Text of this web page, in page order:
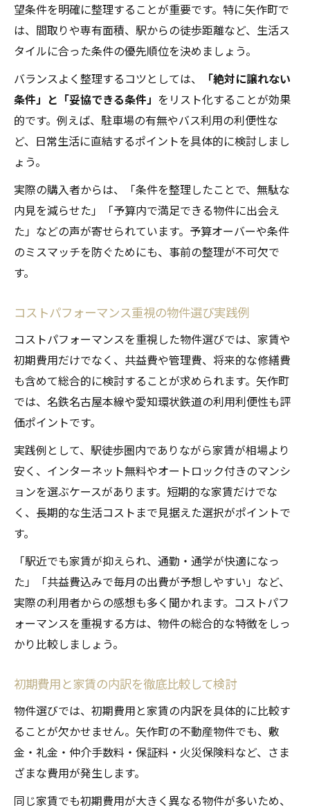
望条件を明確に整理することが重要です。特に矢作町で
は、間取りや専有面積、駅からの徒歩距離など、生活ス
タイルに合った条件の優先順位を決めましょう。
バランスよく整理するコツとしては、
「絶対に譲れない
条件」と「妥協できる条件」 をリスト化することが効果
的です。例えば、駐車場の有無やバス利用の利便性な
ど、日常生活に直結するポイントを具体的に検討しまし
ょう。
実際の購入者からは、「条件を整理したことで、無駄な
内見を減らせた」「予算内で満足できる物件に出会え
た」などの声が寄せられています。予算オーバーや条件
のミスマッチを防ぐためにも、事前の整理が不可欠で
す。
コストパフォーマンス重視の物件選び実践例
コストパフォーマンスを重視した物件選びでは、家賃や
初期費用だけでなく、共益費や管理費、将来的な修繕費
も含めて総合的に検討することが求められます。矢作町
では、名鉄名古屋本線や愛知環状鉄道の利用利便性も評
価ポイントです。
実践例として、駅徒歩圏内でありながら家賃が相場より
安く、インターネット無料やオートロック付きのマンシ
ョンを選ぶケースがあります。短期的な家賃だけでな
く、長期的な生活コストまで見据えた選択がポイントで
す。
「駅近でも家賃が抑えられ、通勤・通学が快適になっ
た」「共益費込みで毎月の出費が予想しやすい」など、
実際の利用者からの感想も多く聞かれます。コストパフ
ォーマンスを重視する方は、物件の総合的な特徴をしっ
かり比較しましょう。
初期費用と家賃の内訳を徹底比較して検討
物件選びでは、初期費用と家賃の内訳を具体的に比較す
ることが欠かせません。矢作町の不動産物件でも、敷
金・礼金・仲介手数料・保証料・火災保険料など、さま
ざまな費用が発生します。
同じ家賃でも初期費用が大きく異なる物件が多いため、